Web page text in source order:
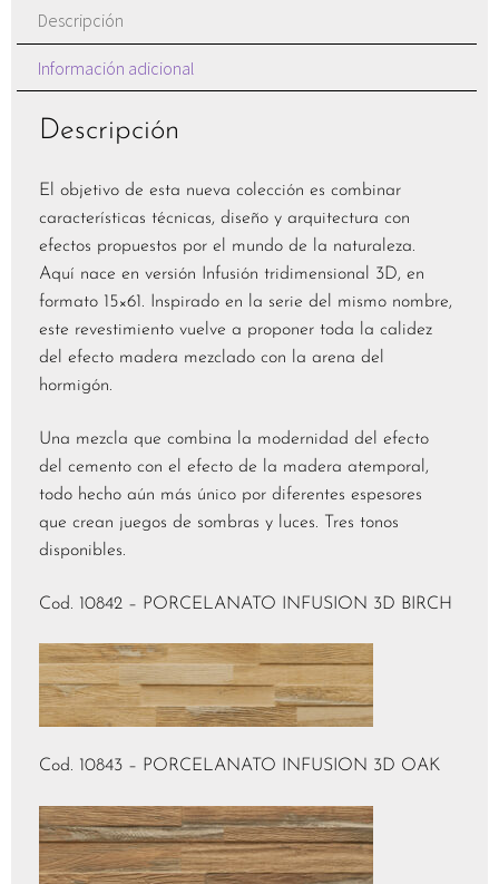
Descripción
Información adicional
Descripción
El objetivo de esta nueva colección es combinar
características técnicas, diseño y arquitectura con
efectos propuestos por el mundo de la naturaleza.
Aquí nace en versión Infusión tridimensional 3D, en
formato 15×61. Inspirado en la serie del mismo nombre,
este revestimiento vuelve a proponer toda la calidez
del efecto madera mezclado con la arena del
hormigón.
Una mezcla que combina la modernidad del efecto
del cemento con el efecto de la madera atemporal,
todo hecho aún más único por diferentes espesores
que crean juegos de sombras y luces. Tres tonos
disponibles.
Cod. 10842 – PORCELANATO INFUSION 3D BIRCH
Cod. 10843 – PORCELANATO INFUSION 3D OAK